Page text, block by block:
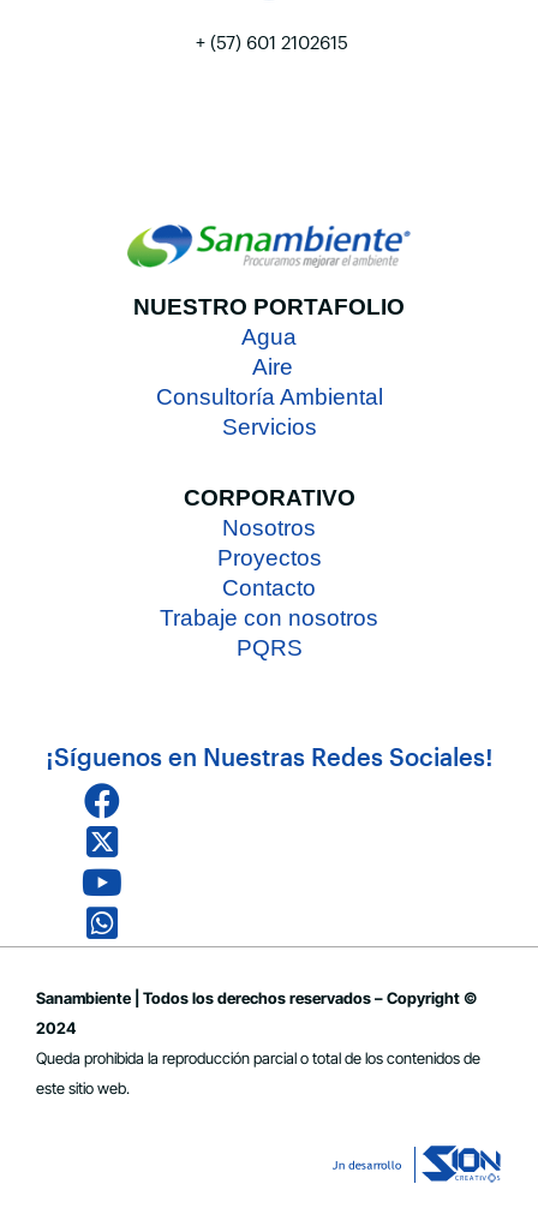
+ (57) 601 2102615
NUESTRO PORTAFOLIO
Agua
Aire
Consultoría Ambiental
Servicios
CORPORATIVO
Nosotros
Proyectos
Contacto
Trabaje con nosotros
PQRS
¡Síguenos en Nuestras Redes Sociales!
Sanambiente | Todos los derechos reservados – Copyright ©
2024
Queda prohibida la reproducción parcial o total de los contenidos de
este sitio web.